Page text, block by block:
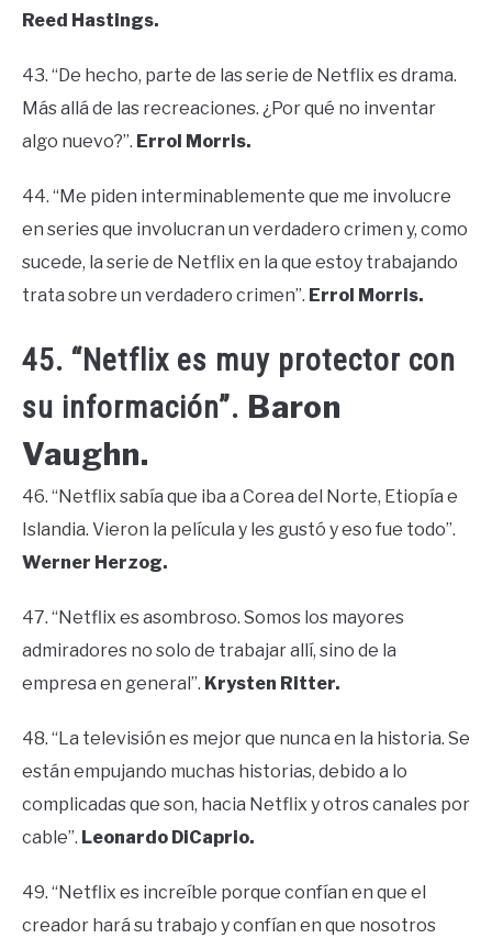
Reed Hastings.
43. “De hecho, parte de las serie de Netflix es drama.
Más allá de las recreaciones. ¿Por qué no inventar
algo nuevo?”. Errol Morris.
44. “Me piden interminablemente que me involucre
en series que involucran un verdadero crimen y, como
sucede, la serie de Netflix en la que estoy trabajando
trata sobre un verdadero crimen”. Errol Morris.
45. “Netflix es muy protector con
su información”. Baron
Vaughn.
46. “Netflix sabía que iba a Corea del Norte, Etiopía e
Islandia. Vieron la película y les gustó y eso fue todo”.
Werner Herzog.
47. “Netflix es asombroso. Somos los mayores
admiradores no solo de trabajar allí, sino de la
empresa en general”. Krysten Ritter.
48. “La televisión es mejor que nunca en la historia. Se
están empujando muchas historias, debido a lo
complicadas que son, hacia Netflix y otros canales por
cable”. Leonardo DiCaprio.
49. “Netflix es increíble porque confían en que el
creador hará su trabajo y confían en que nosotros